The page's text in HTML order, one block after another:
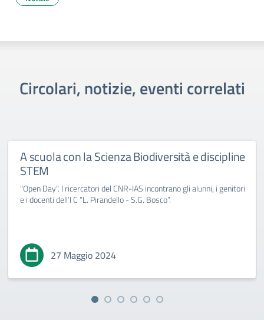
Circolari, notizie, eventi correlati
A scuola con la Scienza Biodiversità e discipline
STEM
"Open Day". I ricercatori del CNR-IAS incontrano gli alunni, i genitori
e i docenti dell’I C “L. Pirandello - S.G. Bosco”.
27 Maggio 2024